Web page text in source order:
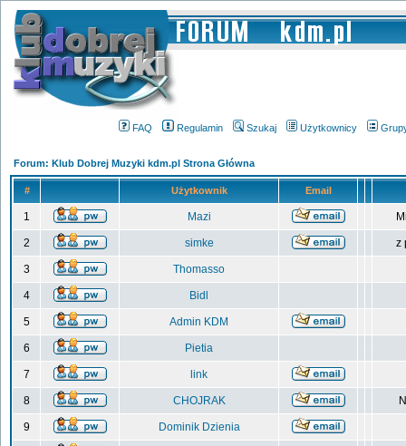
FAQ Regulamin Szukaj Użytkownicy
Forum: Klub Dobrej Muzyki kdm.pl Strona Główna
# Użytkownik Email
1 Mazi
2 simke z
3 Thomasso
4 Bidl
5 Admin KDM
6 Pietia
7 link
8 CHOJRAK
9 Dominik Dzienia